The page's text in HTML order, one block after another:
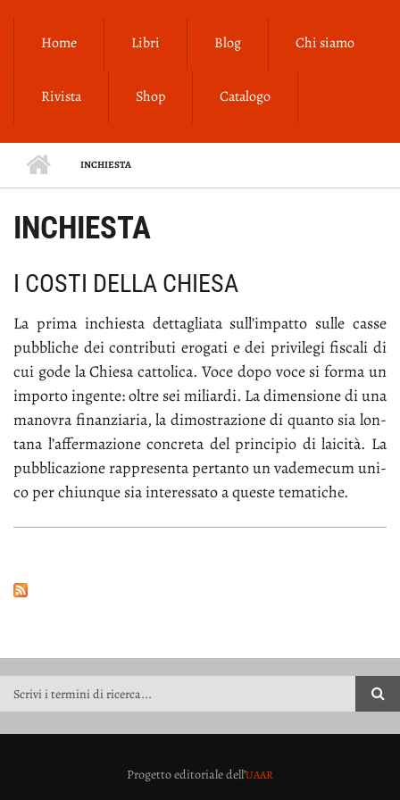
Home Libri Blog Chi siamo
Rivista Shop Catalogo
INCHIESTA
INCHIESTA
I COSTI DELLA CHIESA
La pri­ma in­chie­sta det­ta­glia­ta sul­l’im­pat­to sul­le cas­se
pub­bli­che dei con­tri­bu­ti ero­ga­ti e dei pri­vi­le­gi fi­sca­li di
cui go­de la Chie­sa cat­to­li­ca. Vo­ce do­po vo­ce si for­ma un
im­por­to in­gen­te: ol­tre sei mi­liar­di. La di­men­sio­ne di una
ma­no­vra fi­nan­zia­ria, la di­mo­stra­zio­ne di quan­to sia lon­
ta­na l’af­fer­ma­zio­ne con­cre­ta del prin­ci­pio di lai­ci­tà. La
pub­bli­ca­zio­ne rap­pre­sen­ta per­tan­to un va­de­me­cum uni­
co per chiun­que sia in­te­res­sa­to a que­ste te­ma­ti­che.
FORM DI RICERCA
Progetto editoriale dell’UAAR